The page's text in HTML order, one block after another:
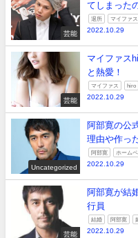
芸能
てしまった
退所 マイファス
2022.10.29
芸能
マイファス
と熱愛！
マイファス hiro
2022.10.29
Uncategorized
阿部寛の公
理由や作っ
阿部寛 ホーム
2022.10.29
芸能
阿部寛が結
行員
結婚 阿部寛
2022.10.29